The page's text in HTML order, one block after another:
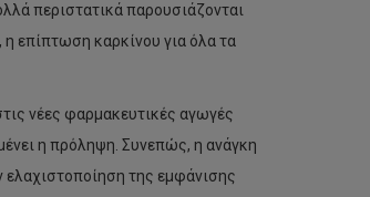
περιστατικά παρουσιάζονται
επίπτωση καρκίνου για όλα τα
νέες φαρμακευτικές αγωγές
η πρόληψη. Συνεπώς, η ανάγκη
ελαχιστοποίηση της εμφάνισης